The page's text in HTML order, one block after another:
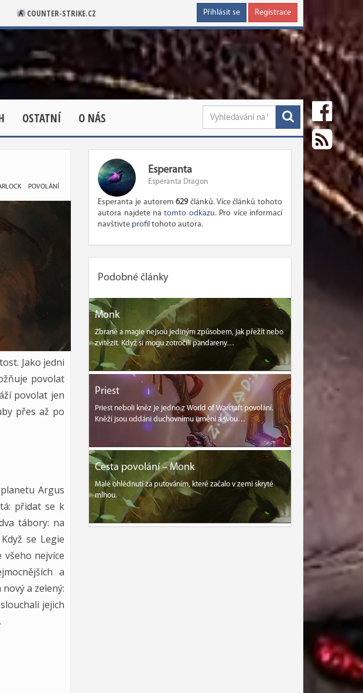
COUNTER-STRIKE.CZ Přihlásit se Registrace
OSTATNÍ O NÁS
POVOLÁNÍ
Jako jedni
povolat
povolat jen
přes až po
Argus
přidat se k
tábory: na
se Legie
nejvíce
a
a zelený:
jejich
Esperanta
Esperanta Dragon
Esperanta je autorem629článků. Více článků tohoto
autora najdete natomto odkazu. Pro více informací
navštivte profil tohoto autora.
Podobné články
Monk
Zbraně a magie nejsou jediným způsobem, jak přežít nebo
zvítězit. Když si mogu zotročili pandareny…
Priest
Priest neboli kněz je jedno z World of Warcraft povolání.
Kněží jsou oddáni duchovnímu umění a svou…
Cesta povolání – Monk
Malé ohlédnutí za putováním, které začalo v zemi skryté
mlhou.